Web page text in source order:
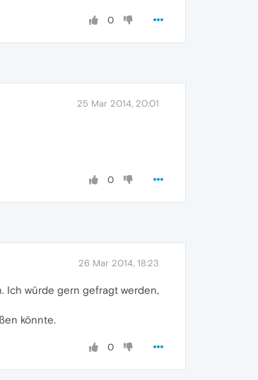
0
25 Mar 2014, 20:01
0
26 Mar 2014, 18:23
Ich würde gern gefragt werden,
könnte.
0